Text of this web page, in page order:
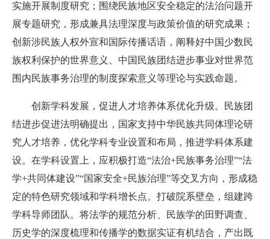
实施开展制度研究；围绕民族地区安全稳定的法治问题开
展专题研究，形成兼具法理深度与政策价值的研究成果；
创新涉民族人权外宣和国际传播话语，阐释好中国少数民
族权利保护的世界意义、中国民族团结进步事业对世界范
围内民族事务治理的制度探索意义等理论与实践命题。
创新学科发展，促进人才培养体系优化升级。
民族团
结进步促进法明确提出，国家支持中华民族共同体理论研
究人才培养，优化学科专业设置和布局，推进学科体系建
设。在学科设置上，应积极打造“法治+民族事务治理”“法
学+共同体建设”“国家安全+民族治理”等交叉方向，形成稳
定的特色研究领域和学科增长点。打破院系壁垒，组建跨
学科导师团队。将法学的规范分析、民族学的田野调查、
历史学的深度梳理和传播学的数据实证有机结合，产出既